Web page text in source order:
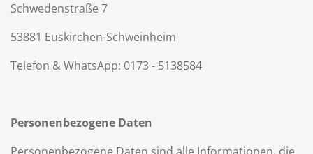
Schwedenstraße 7
53881 Euskirchen-Schweinheim
Telefon & WhatsApp: 0173 - 5138584
Personenbezogene Daten